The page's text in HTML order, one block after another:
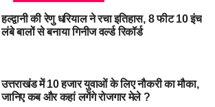
चारधाम यात्रा पर जा रही
प्रदेश के गाजीपुर जिले के पचोखरा गांव की
अपने परिजनों के साथ 15 मई को चारधाम
हल्द्वानी की रेणु धरियाल ने रचा इतिहास, 8 फीट 10 इंच
लंबे बालों से बनाया गिनीज वर्ल्ड रिकॉर्ड
उत्तराखंड में 10 हजार युवाओं के लिए नौकरी का मौका,
जानिए कब और कहां लगेंगे रोजगार मेले ?